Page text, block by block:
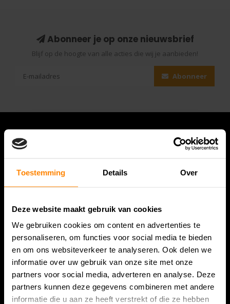
Toestemming Details Over
Deze website maakt gebruik van cookies
We gebruiken cookies om content en advertenties te
personaliseren, om functies voor social media te bieden
en om ons websiteverkeer te analyseren. Ook delen we
informatie over uw gebruik van onze site met onze
partners voor social media, adverteren en analyse. Deze
partners kunnen deze gegevens combineren met andere
informatie die u aan ze heeft verstrekt of die ze hebben
Abonneer je op onze nieuwsbrief
Blijf op de hoogte van alle acties die wij je aanbieden!
Abonneer
Bespanracket.nl is dé racketspecialist van Lelystad en
omstreken.
Snijdersstraat 6
8224 AA Lelystad
Nederland